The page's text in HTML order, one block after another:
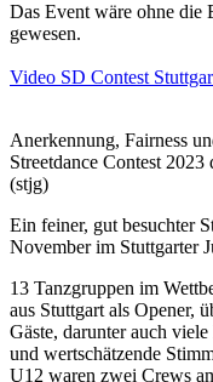
Das Event wäre ohne die
gewesen.
Video SD Contest
Anerkennung, Fairness
Streetdance Contest
(stjg)
Ein feiner, gut besuchter
November im Stuttgarter
13 Tanzgruppen im
aus Stuttgart als Opener,
Gäste, darunter auch
und wertschätzende
U12 waren zwei Crews